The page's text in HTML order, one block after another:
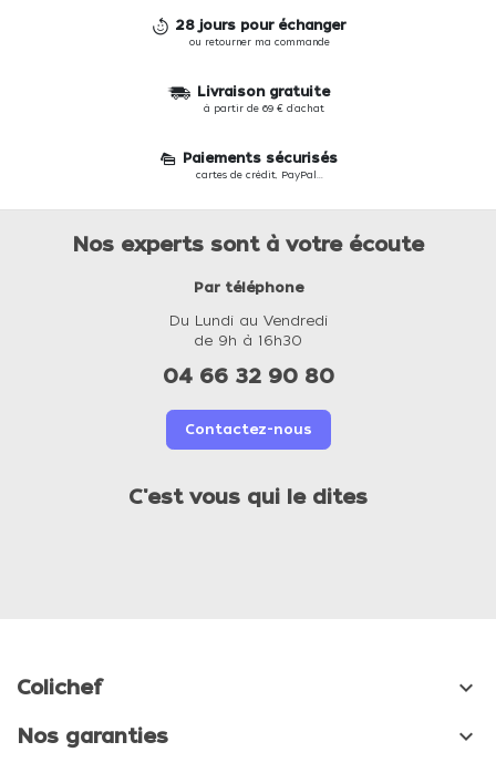
28 jours pour échanger
ou retourner ma commande
Livraison gratuite
à partir de 69 € d'achat
Paiements sécurisés
cartes de crédit, PayPal...
Nos experts sont à votre écoute
Par téléphone
Du Lundi au Vendredi
de 9h à 16h30
04 66 32 90 80
Contactez-nous
C'est vous qui le dites
Colichef 
Nos garanties 